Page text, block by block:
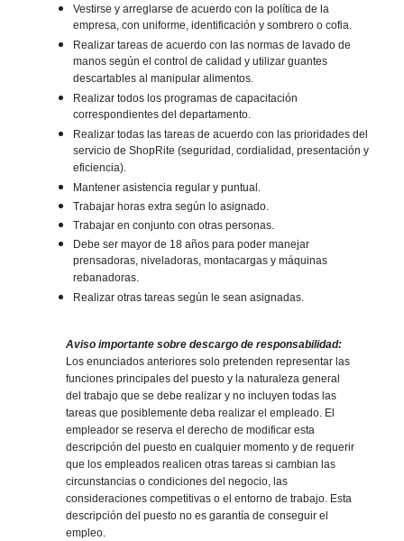
Vestirse y arreglarse de acuerdo con la política de la
empresa, con uniforme, identificación y sombrero o cofia.
Realizar tareas de acuerdo con las normas de lavado de
manos según el control de calidad y utilizar guantes
descartables al manipular alimentos.
Realizar todos los programas de capacitación
correspondientes del departamento.
Realizar todas las tareas de acuerdo con las prioridades del
servicio de ShopRite (seguridad, cordialidad, presentación y
eficiencia).
Mantener asistencia regular y puntual.
Trabajar horas extra según lo asignado.
Trabajar en conjunto con otras personas.
Debe ser mayor de 18 años para poder manejar
prensadoras, niveladoras, montacargas y máquinas
rebanadoras.
Realizar otras tareas según le sean asignadas.
Aviso importante sobre descargo de responsabilidad:
Los enunciados anteriores solo pretenden representar las
funciones principales del puesto y la naturaleza general
del trabajo que se debe realizar y no incluyen todas las
tareas que posiblemente deba realizar el empleado. El
empleador se reserva el derecho de modificar esta
descripción del puesto en cualquier momento y de requerir
que los empleados realicen otras tareas si cambian las
circunstancias o condiciones del negocio, las
consideraciones competitivas o el entorno de trabajo. Esta
descripción del puesto no es garantía de conseguir el
empleo.